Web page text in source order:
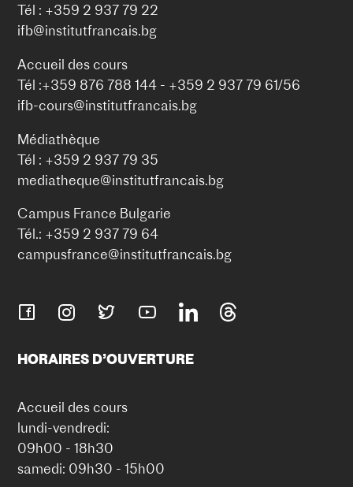
Tél : +359 2 937 79 22
ifb@institutfrancais.bg
Accueil des cours
Tél :+359 876 788 144 - +359 2 937 79 61/56
ifb-cours@institutfrancais.bg
Médiathèque
Tél : +359 2 937 79 35
mediatheque@institutfrancais.bg
Campus France Bulgarie
Tél.: +359 2 937 79 64
campusfrance@institutfrancais.bg
HORAIRES D’OUVERTURE
Accueil des cours
lundi-vendredi:
09h00 - 18h30
samedi: 09h30 - 15h00